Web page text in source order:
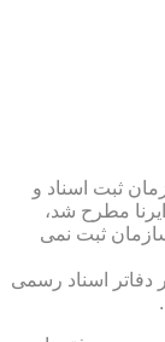
ثبت اسناد و
۹۱ در گفتگو با ایرنا مطرح شد،
ثبت نمی
دفاتر اسناد رسمی